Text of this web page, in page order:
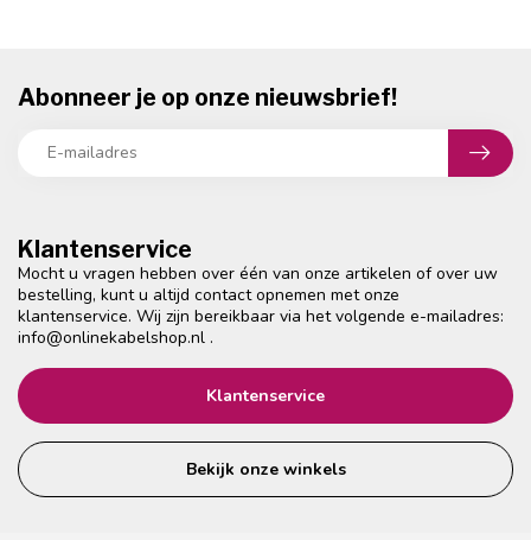
Klantenservice
Mocht u vragen hebben over één van onze artikelen of over uw
bestelling, kunt u altijd contact opnemen met onze
klantenservice. Wij zijn bereikbaar via het volgende e-mailadres:
info@onlinekabelshop.nl .
Klantenservice
Bekijk onze winkels
Abonneer je op onze nieuwsbrief!